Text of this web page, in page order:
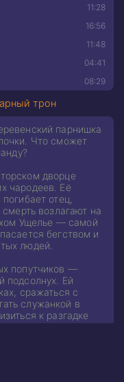
11:28
16:56
11:48
04:41
08:29
трон
парнишка
Что сможет
дворце
чародеев. Её
отец,
возлагают на
Ущелье — самой
бегством и
людей.
попутчиков —
подсолнух. Ей
сражаться с
служанкой в
к разгадке